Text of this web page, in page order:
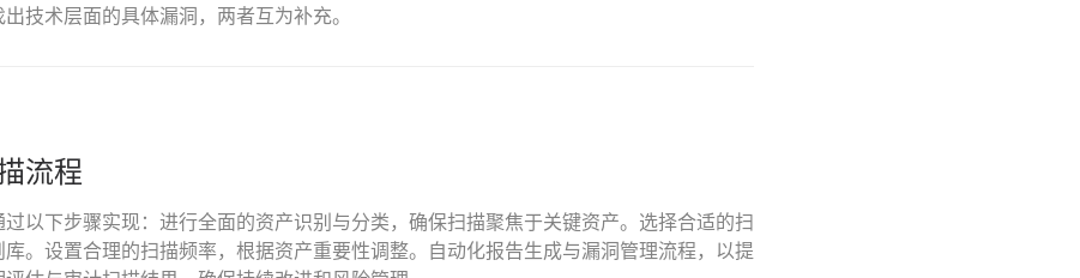
技术层面的具体漏洞，两者互为补充。
流程
以下步骤实现：进行全面的资产识别与分类，确保扫描聚焦于关键资产。选择合适的扫
。设置合理的扫描频率，根据资产重要性调整。自动化报告生成与漏洞管理流程，以提